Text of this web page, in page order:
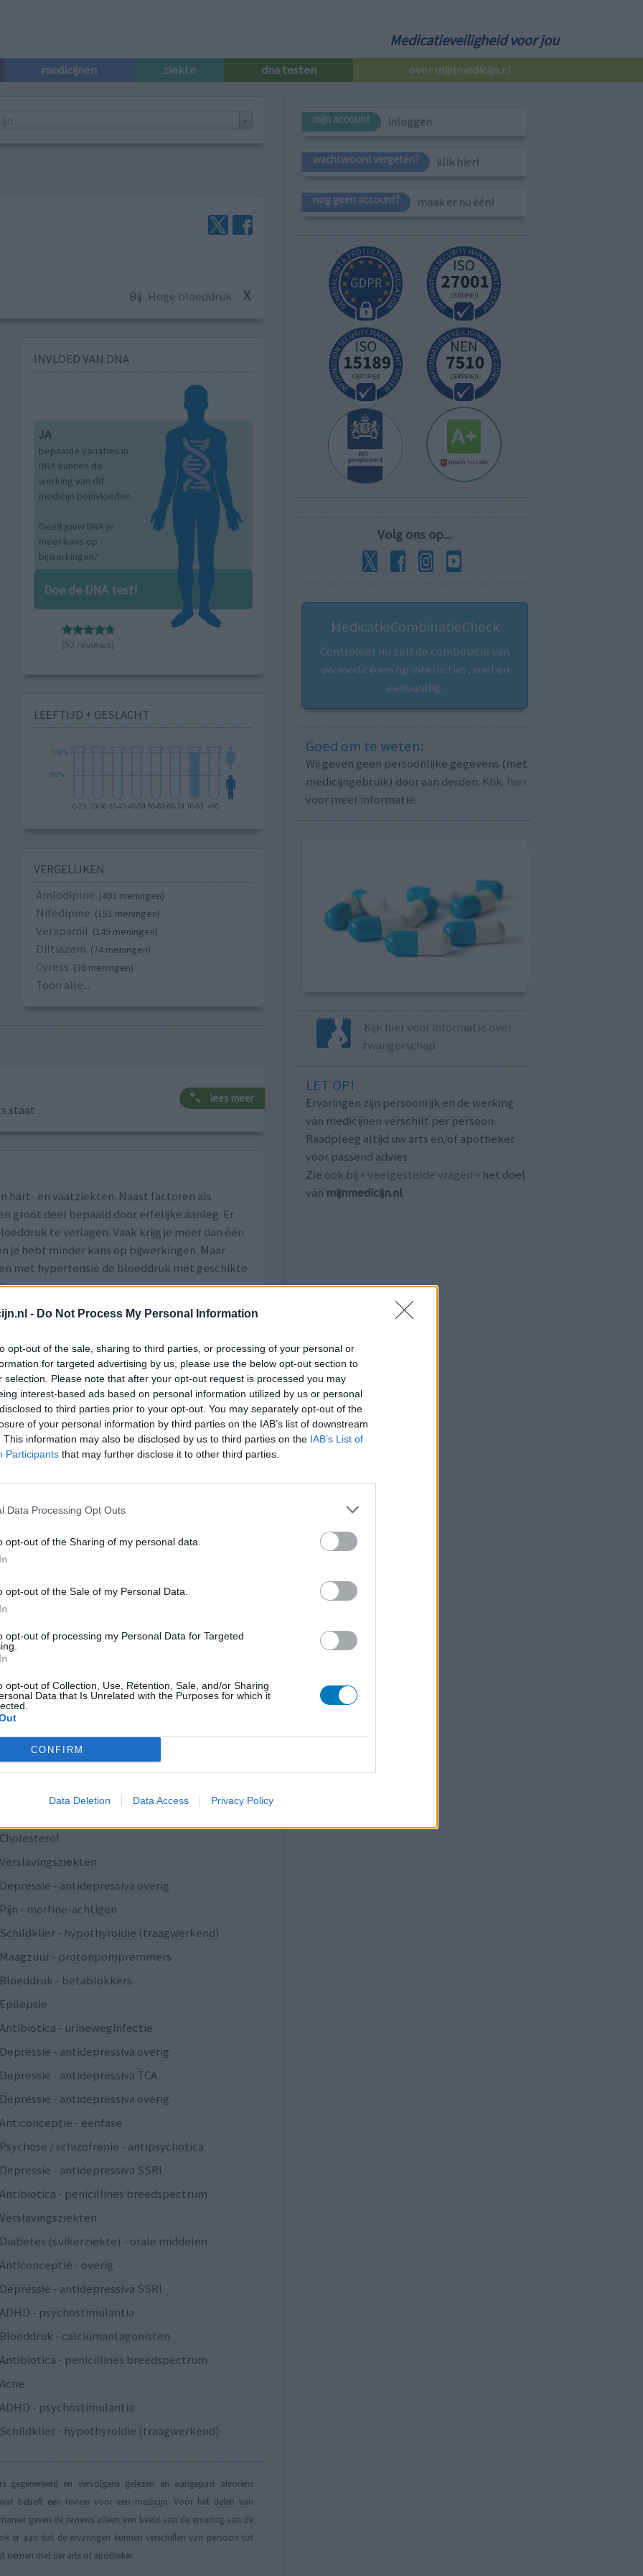
- Do Not Process My Personal Information
opt-out of the sale, sharing to third parties, or processing of your personal or
for targeted advertising by us, please use the below opt-out section to
selection. Please note that after your opt-out request is processed you may
interest-based ads based on personal information utilized by us or personal
to third parties prior to your opt-out. You may separately opt-out of the
of your personal information by third parties on the IAB’s list of downstream
This information may also be disclosed by us to third parties on the IAB’s List of
Participants that may further disclose it to other third parties.
Data Processing Opt Outs
opt-out of the Sharing of my personal data.
opt-out of the Sale of my Personal Data.
opt-out of processing my Personal Data for Targeted
opt-out of Collection, Use, Retention, Sale, and/or Sharing
Data that Is Unrelated with the Purposes for which it
CONFIRM
Data Deletion Data Access Privacy Policy
Medicatieveiligheid voor jou
medicijnen ziekte dna testen over mijnmedicijn.nl
Bij Hoge bloeddruk X
INVLOED VAN DNA
JA
bepaalde variaties in
DNA kunnen de
werking van dit
medicijn beïnvloeden.
Geeft jouw DNA je
meer kans op
bijwerkingen?
Doe de DNA test!
(52 reviews)
LEEFTIJD + GESLACHT
VERGELIJKEN
Amlodipine (493 meningen)
Nifedipine (151 meningen)
Verapamil (149 meningen)
Diltiazem (74 meningen)
Cyress (36 meningen)
Toon alle...
staat
lees meer
hart- en vaatziekten. Naast factoren als
groot deel bepaald door erfelijke aanleg. Er
te verlagen. Vaak krijg je meer dan één
je hebt minder kans op bijwerkingen. Maar
met hypertensie de bloeddruk met geschikte
als een hulpmiddel worden ingezet om tot een
lees meer
leeftijd algehele tevredenheid
1
Hoeveelheid bijwerkingen
Anticonceptie - overig
Depressie - antidepressiva SSRI
Cholesterol
Verslavingsziekten
Depressie - antidepressiva overig
Pijn - morfine-achtigen
Schildklier - hypothyroidie (traagwerkend)
Maagzuur - protonpompremmers
Bloeddruk - betablokkers
Epilepsie
Antibiotica - urineweginfectie
Depressie - antidepressiva overig
Depressie - antidepressiva TCA
Depressie - antidepressiva overig
Anticonceptie - eenfase
Psychose / schizofrenie - antipsychotica
Depressie - antidepressiva SSRI
Antibiotica - penicillines breedspectrum
Verslavingsziekten
Diabetes (suikerziekte) - orale middelen
Anticonceptie - overig
Depressie - antidepressiva SSRI
ADHD - psychostimulantia
Bloeddruk - calciumantagonisten
Antibiotica - penicillines breedspectrum
Acne
ADHD - psychostimulantia
Schildklier - hypothyroidie (traagwerkend)
en vervolgens gelezen en aangepast alvorens
betreft een review voor een medicijn. Voor het delen van
geven de reviews alleen een beeld van de ervaring van de
er aan dat de ervaringen kunnen verschillen van persoon tot
met uw arts of apotheker.
mijn account inloggen
wachtwoord vergeten? klik hier!
nog geen account? maak er nu één!
Volg ons op...
MedicatieCombinatieCheck
Controleer nu zelf de combinatie van
uw medicijnen op interacties, snel en
eenvoudig.
Goed om te weten:
Wij geven geen persoonlijke gegevens (met
medicijngebruik) door aan derden. Klik hier
voor meer informatie.
Kijk hier voor informatie over
zwangerschap.
LET OP!
Ervaringen zijn persoonlijk en de werking
van medicijnen verschilt per persoon.
Raadpleeg altijd uw arts en/of apotheker
voor passend advies.
Zie ook bij « veelgestelde vragen » het doel
van mijnmedicijn.nl.